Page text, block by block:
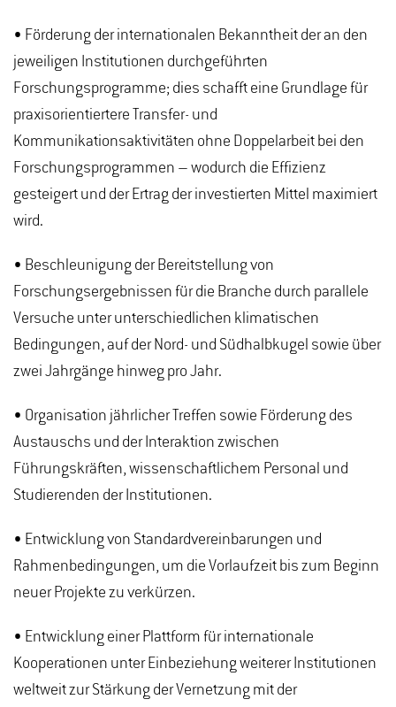
• Förderung der internationalen Bekanntheit der an den
jeweiligen Institutionen durchgeführten
Forschungsprogramme; dies schafft eine Grundlage für
praxisorientiertere Transfer- und
Kommunikationsaktivitäten ohne Doppelarbeit bei den
Forschungsprogrammen – wodurch die Effizienz
gesteigert und der Ertrag der investierten Mittel maximiert
wird.
• Beschleunigung der Bereitstellung von
Forschungsergebnissen für die Branche durch parallele
Versuche unter unterschiedlichen klimatischen
Bedingungen, auf der Nord- und Südhalbkugel sowie über
zwei Jahrgänge hinweg pro Jahr.
• Organisation jährlicher Treffen sowie Förderung des
Austauschs und der Interaktion zwischen
Führungskräften, wissenschaftlichem Personal und
Studierenden der Institutionen.
• Entwicklung von Standardvereinbarungen und
Rahmenbedingungen, um die Vorlaufzeit bis zum Beginn
neuer Projekte zu verkürzen.
• Entwicklung einer Plattform für internationale
Kooperationen unter Einbeziehung weiterer Institutionen
weltweit zur Stärkung der Vernetzung mit der